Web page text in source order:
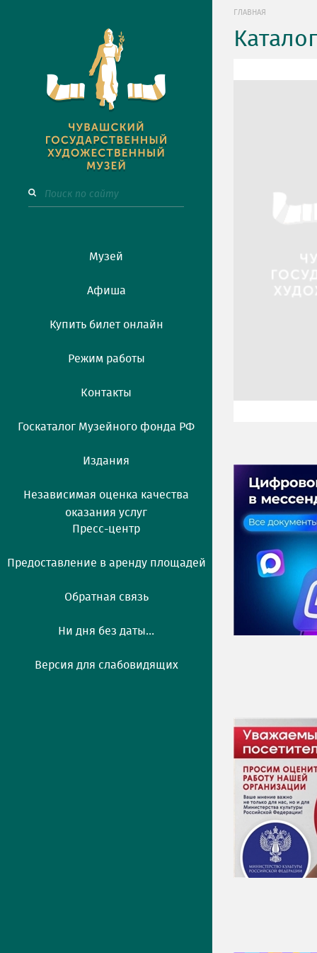
Музей
Афиша
Купить билет онлайн
Режим работы
Контакты
Госкаталог Музейного фонда РФ
Издания
Независимая оценка качества
оказания услуг
Пресс-центр
Предоставление в аренду площадей
Обратная связь
Ни дня без даты...
Версия для слабовидящих
ГЛАВНАЯ